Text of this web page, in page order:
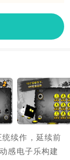
续作，延续前
感电子乐构建